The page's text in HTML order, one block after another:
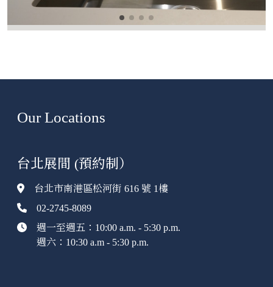
Our Locations
台北展間 (預約制）
台北市南港區松河街 616 號 1樓
02-2745-8089
週一至週五：10:00 a.m. - 5:30 p.m.
週六：10:30 a.m - 5:30 p.m.